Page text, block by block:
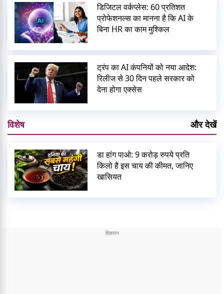
डिजिटल वर्कप्लेस: 60 प्रतिशत
प्रोफेशनल्स का मानना है कि AI के
बिना HR का काम मुश्किल
ट्रंप का AI कंपनियों को नया आदेश:
रिलीज से 30 दिन पहले सरकार को
देना होगा एक्सेस
विशेष और देखें
डा हांग पाओ: 9 करोड़ रुपये प्रति
किलो है इस चाय की कीमत, जानिए
खासियत